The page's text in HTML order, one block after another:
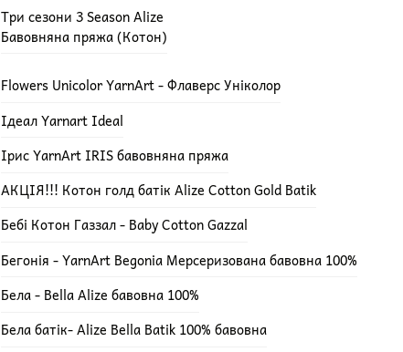
Три сезони 3 Season Alize
Бавовняна пряжа (Котон)
Flowers Unicolor YarnArt - Флаверс Уніколор
Ідеал Yarnart Ideal
Ірис YarnArt IRIS бавовняна пряжа
АКЦІЯ!!! Котон голд батік Alize Cotton Gold Batik
Бебі Котон Газзал - Baby Cotton Gazzal
Бегонія - YarnArt Begonia Мерсеризована бавовна 100%
Бела - Bella Alize бавовна 100%
Бела батік- Alize Bella Batik 100% бавовна